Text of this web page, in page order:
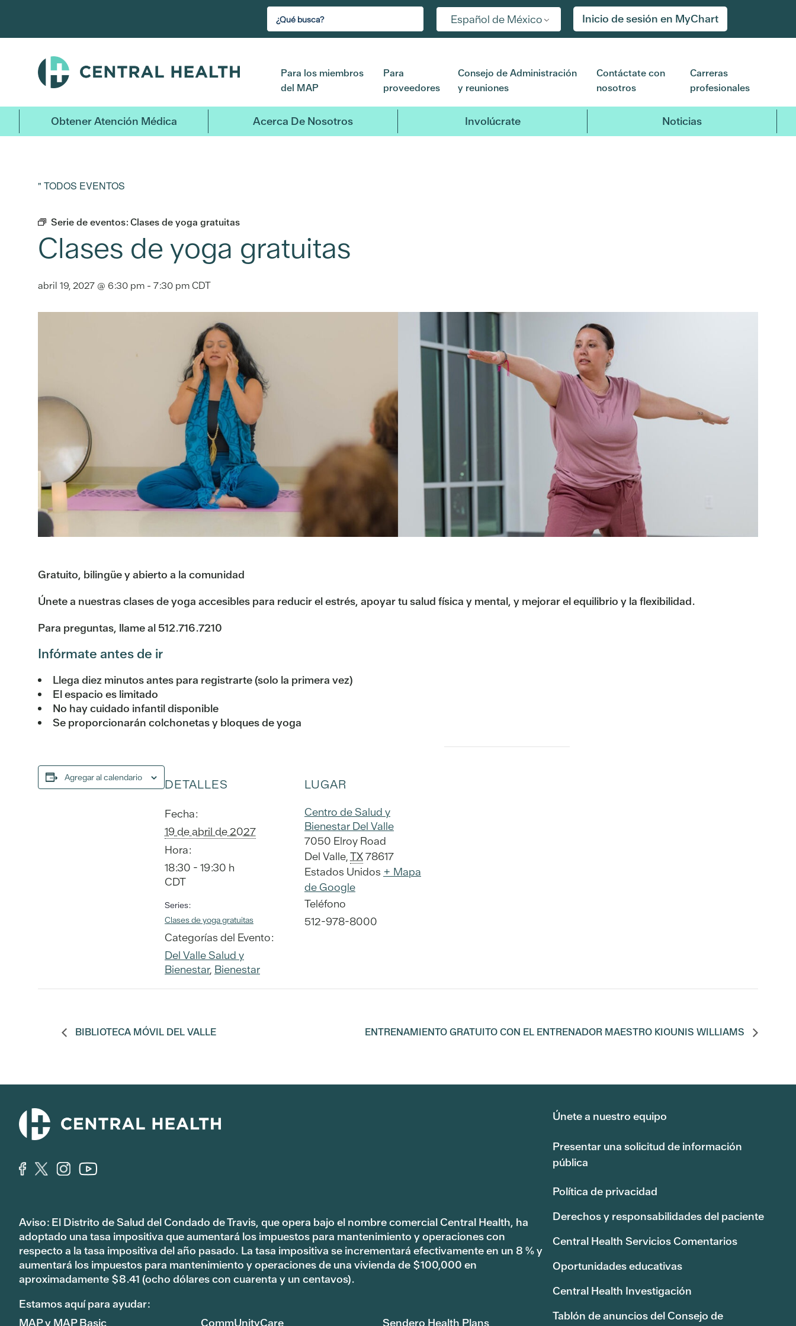
contenido
Español de México Inicio de sesión en MyChart
Para los miembros
del MAP
Para
proveedores
Consejo de Administración
y reuniones
Contáctate con
nosotros
Carreras
profesionales
Obtener Atención Médica Acerca De Nosotros Involúcrate Noticias
" TODOS EVENTOS
Serie de eventos:Clases de yoga gratuitas
Clases de yoga gratuitas
abril 19, 2027 @ 6:30 pm - 7:30 pmCDT
Gratuito, bilingüe y abierto a la comunidad
Únete a nuestras clases de yoga accesibles para reducir el estrés, apoyar tu salud física y mental, y mejorar el equilibrio y la flexibilidad.
Para preguntas, llame al 512.716.7210
Infórmate antes de ir
Llega diez minutos antes para registrarte (solo la primera vez)
El espacio es limitado
No hay cuidado infantil disponible
Se proporcionarán colchonetas y bloques de yoga
Agregar al calendario DETALLES
Fecha:
19 de abril de 2027
Hora:
18:30 - 19:30 h
CDT
Series:
Clases de yoga gratuitas
Categorías del Evento:
Del Valle Salud y
Bienestar, Bienestar
LUGAR
Centro de Salud y
Bienestar Del Valle
7050 Elroy Road
Del Valle TX78617
Estados Unidos + Mapa
de Google
Teléfono
512-978-8000
BIBLIOTECA MÓVIL DEL VALLE ENTRENAMIENTO GRATUITO CON EL ENTRENADOR MAESTRO KIOUNIS WILLIAMS
Aviso: El Distrito de Salud del Condado de Travis, que opera bajo el nombre comercial Central Health, ha
adoptado una tasa impositiva que aumentará los impuestos para mantenimiento y operaciones con
respecto a la tasa impositiva del año pasado. La tasa impositiva se incrementará efectivamente en un 8 % y
aumentará los impuestos para mantenimiento y operaciones de una vivienda de $100,000 en
aproximadamente $8.41 (ocho dólares con cuarenta y un centavos).
Estamos aquí para ayudar:
MAP y MAP Basic
CommUnityCare Sendero Health Plans
Únete a nuestro equipo
Presentar una solicitud de información
pública
Política de privacidad
Derechos y responsabilidades del paciente
Central Health Servicios Comentarios
Oportunidades educativas
Central Health Investigación
Tablón de anuncios del Consejo de